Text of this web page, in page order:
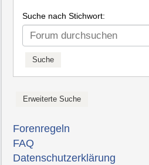
Suche nach Stichwort:
Forenregeln
FAQ
Datenschutzerklärung